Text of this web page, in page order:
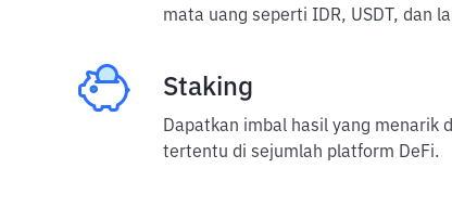
mata uang seperti IDR, USDT, dan
Staking
Dapatkan imbal hasil yang menarik
tertentu di sejumlah platform DeFi.